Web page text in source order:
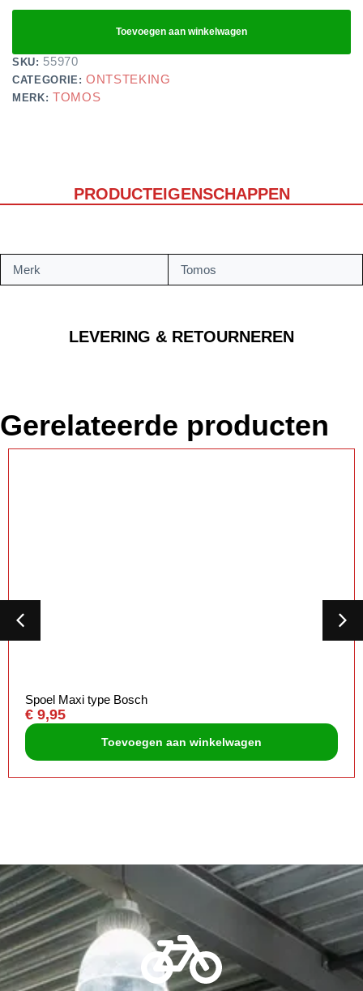
Toevoegen aan winkelwagen
SKU: 55970
CATEGORIE:ONTSTEKING
MERK: TOMOS
PRODUCTEIGENSCHAPPEN
LEVERING & RETOURNEREN
Merk Tomos
Gerelateerde producten
Spoel Maxi type Bosch
€ 9,95
Toevoegen aan winkelwagen